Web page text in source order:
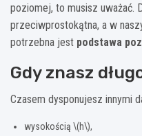
poziomej, to musisz uważać.
przeciwprostokątna, a w
potrzebna jest podstawa
Gdy znasz
Czasem dysponujesz innymi
wysokością \(h\),